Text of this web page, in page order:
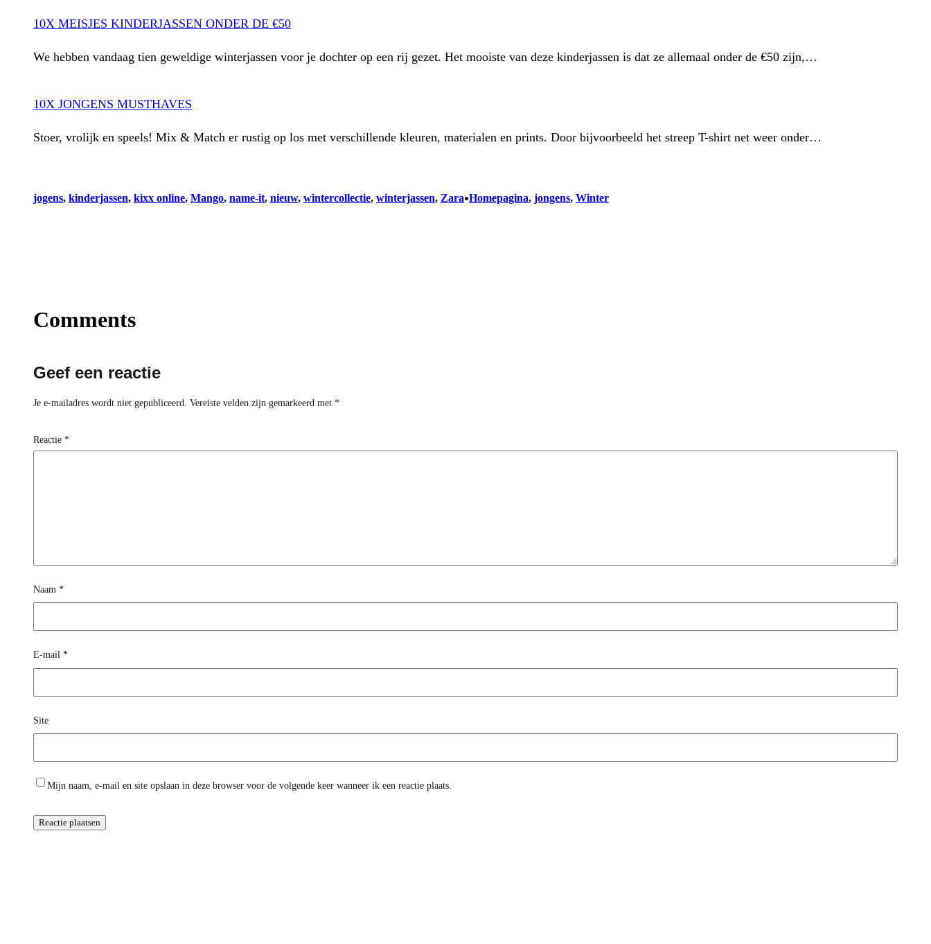
10X MEISJES KINDERJASSEN ONDER DE €50
We hebben vandaag tien geweldige winterjassen voor je dochter op een rij gezet. Het mooiste van deze kinderjassen is dat ze allemaal onder de €50 zijn,…
10X JONGENS MUSTHAVES
Stoer, vrolijk en speels! Mix & Match er rustig op los met verschillende kleuren, materialen en prints. Door bijvoorbeeld het streep T-shirt net weer onder…
jogens, kinderjassen, kixx online, Mango, name-it, nieuw, wintercollectie, winterjassen, Zara•Homepagina, jongens, Winter
Comments
Geef een reactie
Je e-mailadres wordt niet gepubliceerd. Vereiste velden zijn gemarkeerd met *
Reactie *
Naam *
E-mail *
Site
Mijn naam, e-mail en site opslaan in deze browser voor de volgende keer wanneer ik een reactie plaats.